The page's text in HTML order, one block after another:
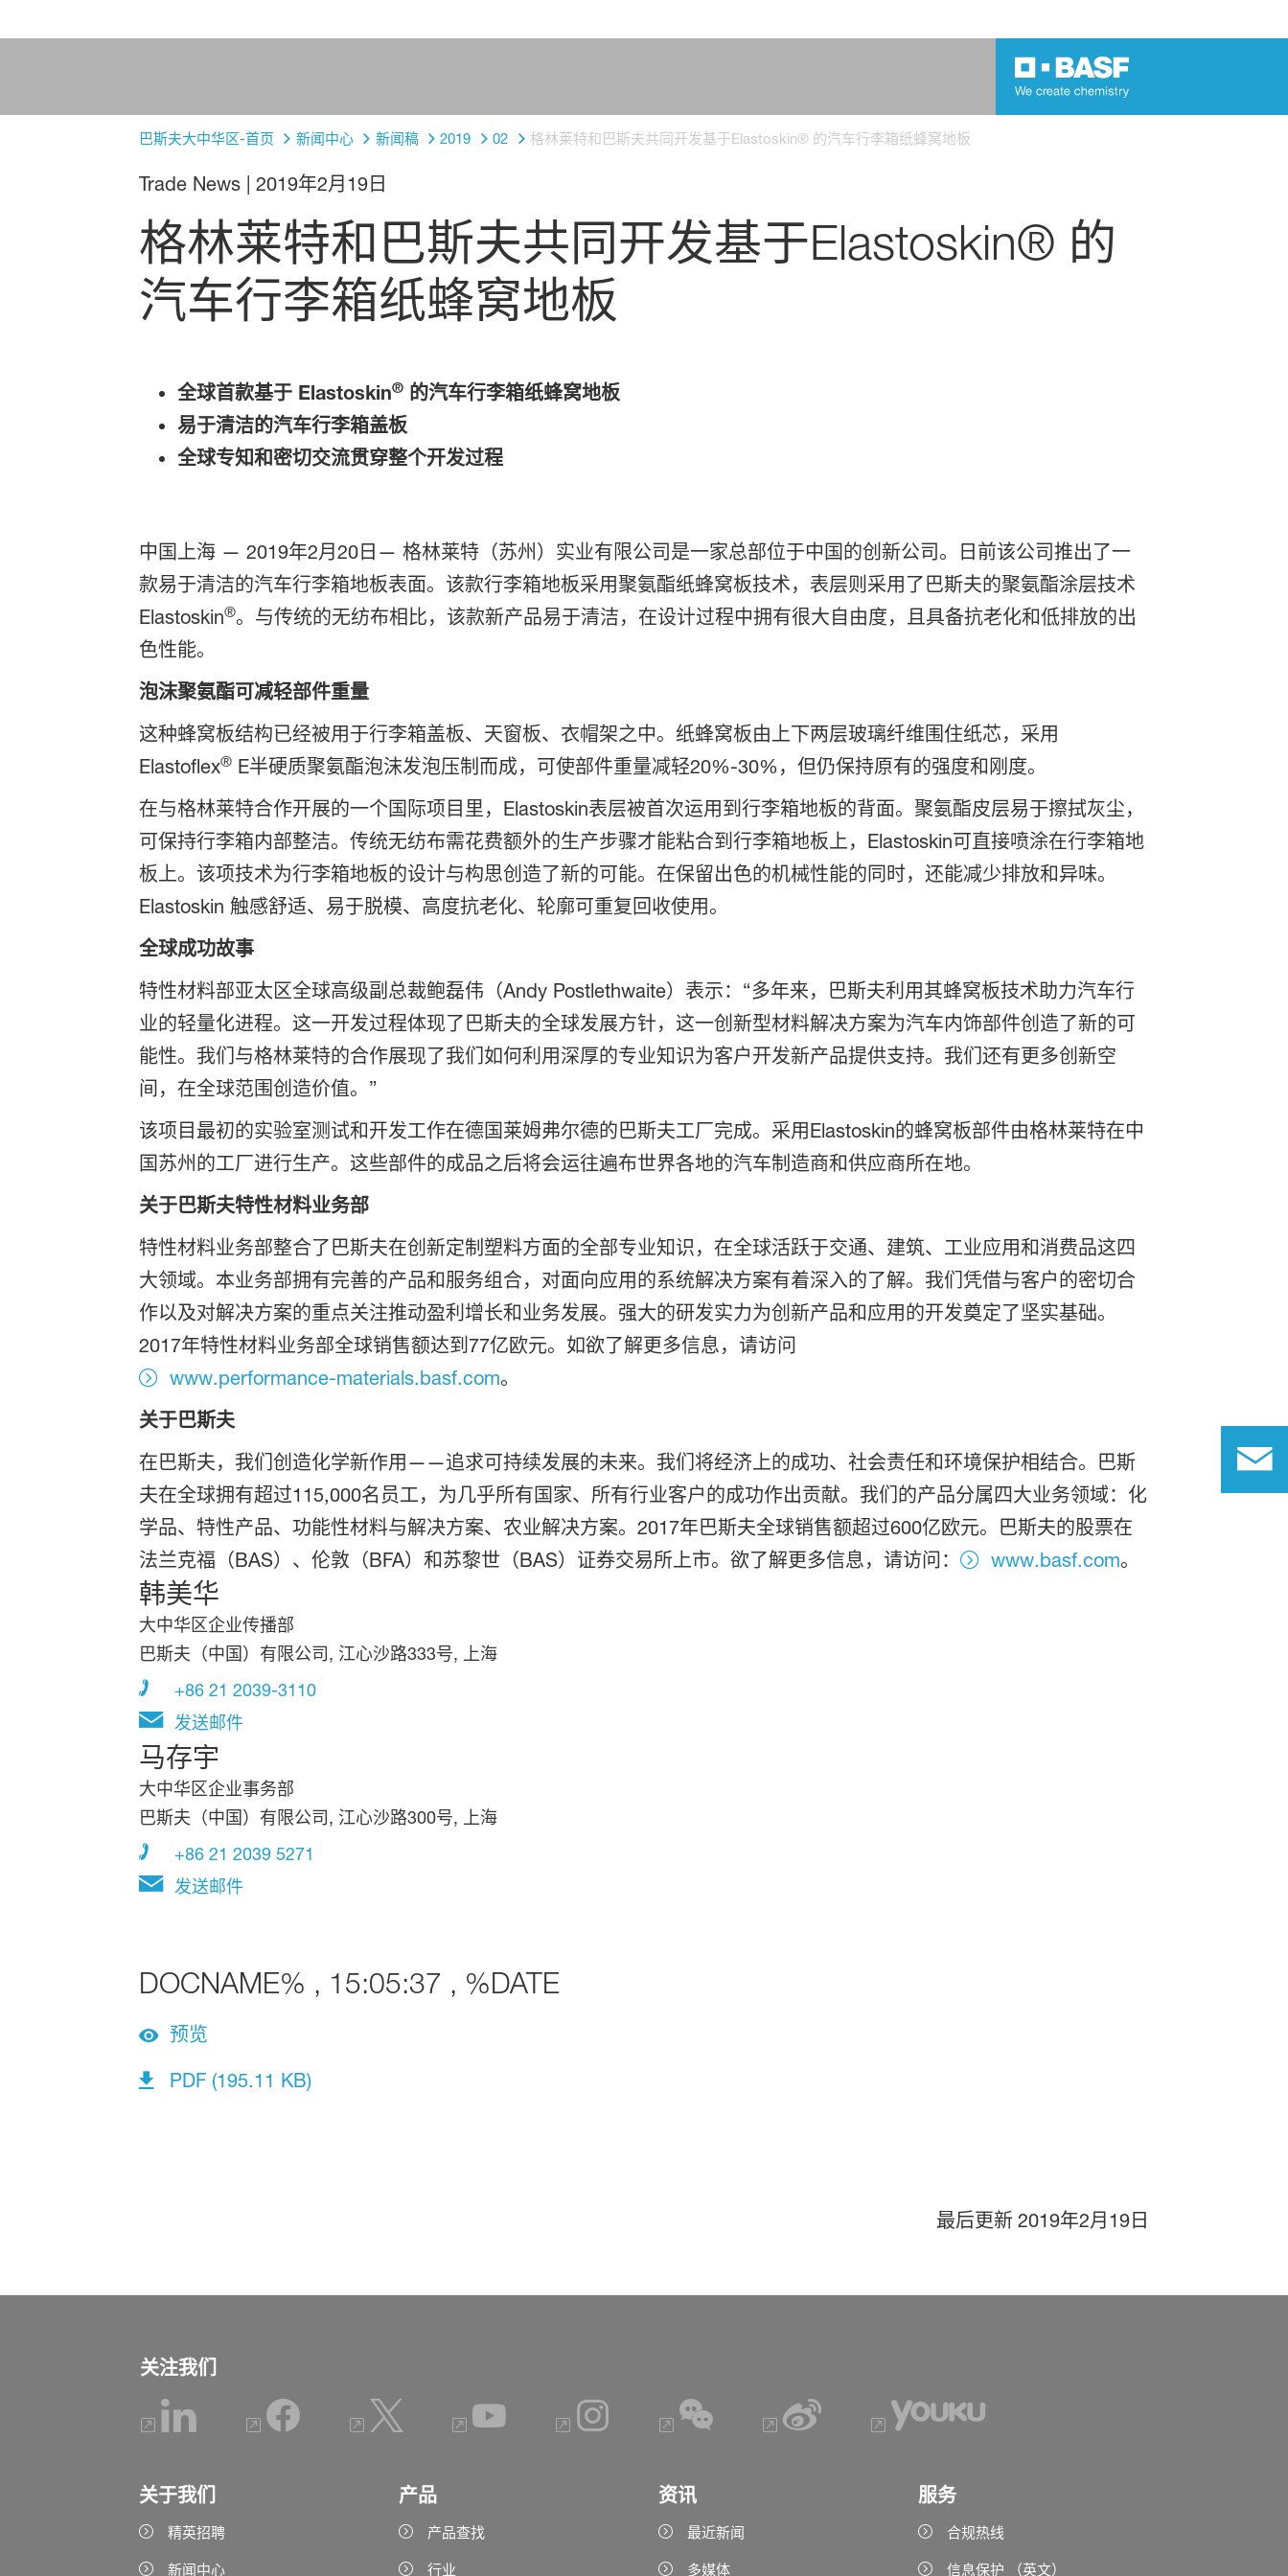
巴斯夫大中华区-首页 新闻中心 新闻稿 2019 02 格林莱特和巴斯夫共同开发基于Elastoskin® 的汽车行李箱纸蜂窝地板
Trade News| 2019年2月19日
格林莱特和巴斯夫共同开发基于Elastoskin® 的
汽车行李箱纸蜂窝地板
全球首款基于 Elastoskin®的汽车行李箱纸蜂窝地板
易于清洁的汽车行李箱盖板
全球专知和密切交流贯穿整个开发过程
中国上海 — 2019年2月20日— 格林莱特（苏州）实业有限公司是一家总部位于中国的创新公司。日前该公司推出了一
款易于清洁的汽车行李箱地板表面。该款行李箱地板采用聚氨酯纸蜂窝板技术，表层则采用了巴斯夫的聚氨酯涂层技术
Elastoskin®。与传统的无纺布相比，该款新产品易于清洁，在设计过程中拥有很大自由度，且具备抗老化和低排放的出
色性能。
泡沫聚氨酯可减轻部件重量
这种蜂窝板结构已经被用于行李箱盖板、天窗板、衣帽架之中。纸蜂窝板由上下两层玻璃纤维围住纸芯，采用
Elastoflex®E半硬质聚氨酯泡沫发泡压制而成，可使部件重量减轻20%-30%，但仍保持原有的强度和刚度。
在与格林莱特合作开展的一个国际项目里，Elastoskin表层被首次运用到行李箱地板的背面。聚氨酯皮层易于擦拭灰尘，
可保持行李箱内部整洁。传统无纺布需花费额外的生产步骤才能粘合到行李箱地板上，Elastoskin可直接喷涂在行李箱地
板上。该项技术为行李箱地板的设计与构思创造了新的可能。在保留出色的机械性能的同时，还能减少排放和异味。
Elastoskin 触感舒适、易于脱模、高度抗老化、轮廓可重复回收使用。
全球成功故事
特性材料部亚太区全球高级副总裁鲍磊伟（Andy Postlethwaite）表示：“多年来，巴斯夫利用其蜂窝板技术助力汽车行
业的轻量化进程。这一开发过程体现了巴斯夫的全球发展方针，这一创新型材料解决方案为汽车内饰部件创造了新的可
能性。我们与格林莱特的合作展现了我们如何利用深厚的专业知识为客户开发新产品提供支持。我们还有更多创新空
间，在全球范围创造价值。”
该项目最初的实验室测试和开发工作在德国莱姆弗尔德的巴斯夫工厂完成。采用Elastoskin的蜂窝板部件由格林莱特在中
国苏州的工厂进行生产。这些部件的成品之后将会运往遍布世界各地的汽车制造商和供应商所在地。
关于巴斯夫特性材料业务部
特性材料业务部整合了巴斯夫在创新定制塑料方面的全部专业知识，在全球活跃于交通、建筑、工业应用和消费品这四
大领域。本业务部拥有完善的产品和服务组合，对面向应用的系统解决方案有着深入的了解。我们凭借与客户的密切合
作以及对解决方案的重点关注推动盈利增长和业务发展。强大的研发实力为创新产品和应用的开发奠定了坚实基础。
2017年特性材料业务部全球销售额达到77亿欧元。如欲了解更多信息，请访问
www.performance-materials.basf.com。
关于巴斯夫
在巴斯夫，我们创造化学新作用——追求可持续发展的未来。我们将经济上的成功、社会责任和环境保护相结合。巴斯
夫在全球拥有超过115,000名员工，为几乎所有国家、所有行业客户的成功作出贡献。我们的产品分属四大业务领域：化
学品、特性产品、功能性材料与解决方案、农业解决方案。2017年巴斯夫全球销售额超过600亿欧元。巴斯夫的股票在
法兰克福（BAS）、伦敦（BFA）和苏黎世（BAS）证券交易所上市。欲了解更多信息，请访问：
www.basf.com。
韩美华
大中华区企业传播部
巴斯夫（中国）有限公司, 江心沙路333号, 上海
+86 21 2039-3110
发送邮件
马存宇
大中华区企业事务部
巴斯夫（中国）有限公司, 江心沙路300号, 上海
+86 21 2039 5271
发送邮件
DOCNAME% , 15:05:37 , %DATE
预览
PDF (195.11 KB)
最后更新 2019年2月19日
关注我们
关于我们
精英招聘
新闻中心
产品
产品查找
行业
资讯
最近新闻
多媒体
服务
合规热线
信息保护 （英文）